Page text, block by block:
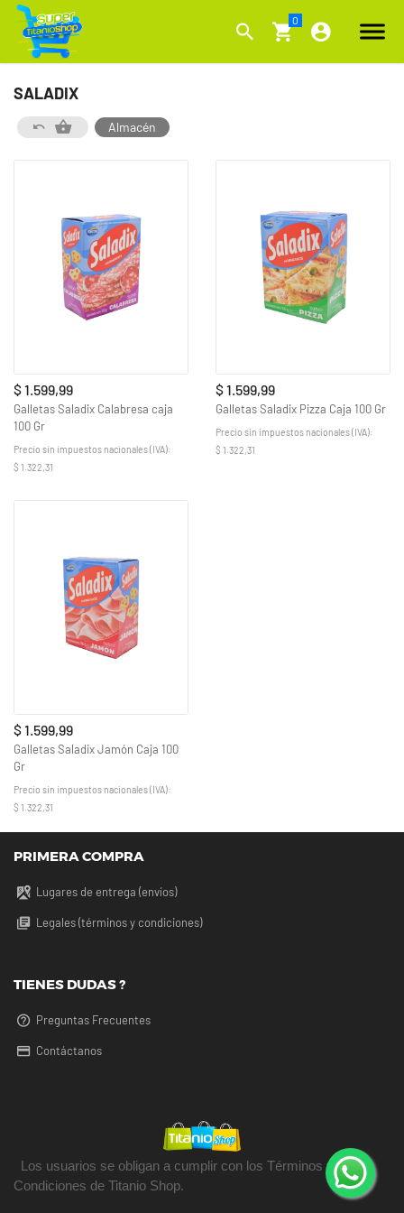
SALADIX
Almacén
$ 1.599,99
Galletas Saladix Calabresa caja
100 Gr
Precio sin impuestos nacionales (IVA):
$ 1.322,31
$ 1.599,99
Galletas Saladix Pizza Caja 100 Gr
Precio sin impuestos nacionales (IVA):
$ 1.322,31
$ 1.599,99
Galletas Saladix Jamón Caja 100
Gr
Precio sin impuestos nacionales (IVA):
$ 1.322,31
PRIMERA COMPRA
Lugares de entrega (envíos)
Legales (términos y condiciones)
TIENES DUDAS ?
Preguntas Frecuentes
Contáctanos
Los usuarios se obligan a cumplir con los Términos y
Condiciones de Titanio Shop.